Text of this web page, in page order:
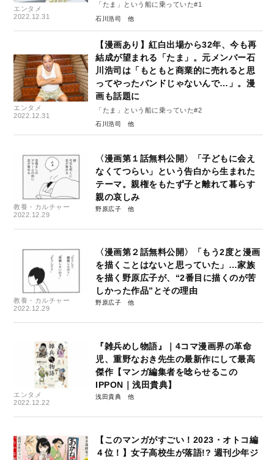
エンタメ
2022.12.31
「たま」という船に乗っていた#1
石川浩司
エンタメ
2022.12.31
【漫画あり】紅白出場から32年、今も再
結成が望まれる「たま」。元メンバー石
川浩司は「もともと商業的に売れると思
ってやったバンドじゃないんで…」。漫
画も話題に
「たま」という船に乗っていた#2
石川浩司
教養・カルチャー
2022.12.29
〈漫画第１話無料公開〉「子どもに会え
なくてつらい」という告白から生まれた
テーマ。親権をもたず子と離れて暮らす
親の哀しみ
野原広子
教養・カルチャー
2022.12.29
〈漫画第２話無料公開〉「もう2度と漫画
を描くことはないと思っていた」…家族
を描く野原広子が、“2番目に描くのが苦
しかった作品”とその理由
野原広子
エンタメ
2022.12.22
『雑兵めし物語』｜4コマ漫画界の革命
児、重野なおき先生の最新作にして最高
傑作【マンガ編集者を唸らせるこの
IPPON｜浅田貴典】
浅田貴典
【このマンガがすごい！2023・オトコ編
４位！】女子高校生が落語!? 週刊少年ジ